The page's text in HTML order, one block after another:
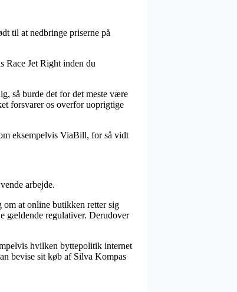
til at nedbringe priserne på
Race Jet Right inden du
så burde det for det meste være
forsvarer os overfor uoprigtige
eksempelvis ViaBill, for så vidt
arbejde.
at online butikken retter sig
gældende regulativer. Derudover
hvilken byttepolitik internet
bevise sit køb af Silva Kompas